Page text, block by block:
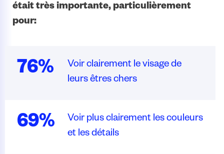
était très importante, particulièrement
pour:
76%
Voir clairement le visage de
leurs êtres chers
69%
Voir plus clairement les couleurs
et les détails